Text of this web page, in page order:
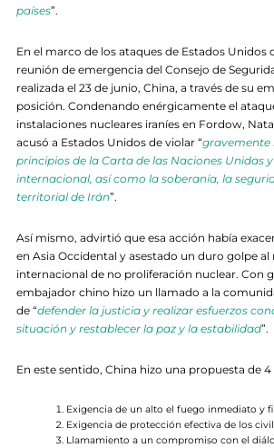
países”.
En el marco de los ataques de Estados Unidos
reunión de emergencia del Consejo de
realizada el 23 de junio, China, a través de su
posición. Condenando enérgicamente el
instalaciones nucleares iraníes en Fordow,
acusó a Estados Unidos de violar “gravemente
principios de la Carta de las Naciones Unidas
internacional, así como la soberanía, la
territorial de Irán”.
Así mismo, advirtió que esa acción había
en Asia Occidental y asestado un duro golpe al
internacional de no proliferación nuclear. Con
embajador chino hizo un llamado a la
de “defender la justicia y realizar esfuerzos
situación y restablecer la paz y la estabilidad”.
En este sentido, China hizo una propuesta de
Exigencia de un alto el fuego inmediato y
Exigencia de protección efectiva de los
Llamamiento a un compromiso con el